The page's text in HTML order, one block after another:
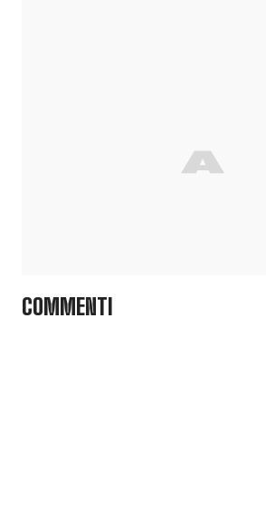
COMMENTI